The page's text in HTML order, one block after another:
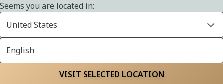
Seems you are located in:
United States
English
VISIT SELECTED LOCATION